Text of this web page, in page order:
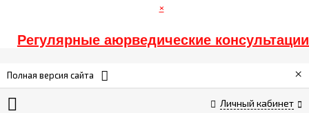
×
Регулярные аюрведические консультации
Полная версия сайта ×
Личный кабинет